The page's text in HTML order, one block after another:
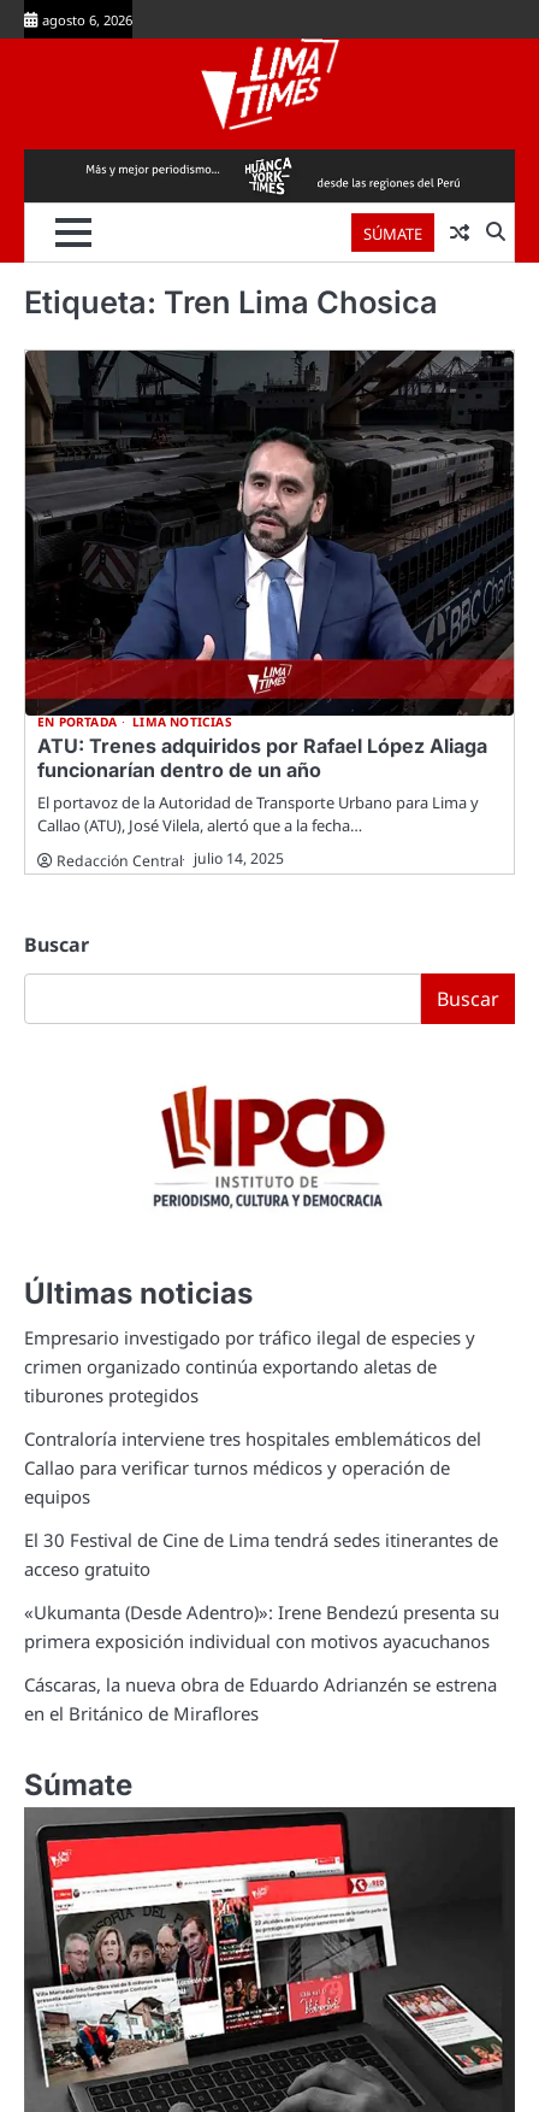
Skip
to
agosto 6, 2026
SÚMATE
Etiqueta: Tren Lima Chosica
EN PORTADA LIMA NOTICIAS
ATU: Trenes adquiridos por Rafael López Aliaga
funcionarían dentro de un año
El portavoz de la Autoridad de Transporte Urbano para Lima y
Callao (ATU), José Vilela, alertó que a la fecha…
Redacción Central julio 14, 2025
Buscar
Buscar
Últimas noticias
Empresario investigado por tráfico ilegal de especies y
crimen organizado continúa exportando aletas de
tiburones protegidos
Contraloría interviene tres hospitales emblemáticos del
Callao para verificar turnos médicos y operación de
equipos
El 30 Festival de Cine de Lima tendrá sedes itinerantes de
acceso gratuito
«Ukumanta (Desde Adentro)»: Irene Bendezú presenta su
primera exposición individual con motivos ayacuchanos
Cáscaras, la nueva obra de Eduardo Adrianzén se estrena
en el Británico de Miraflores
Súmate